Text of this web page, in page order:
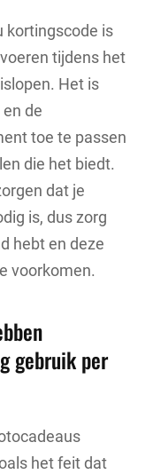
kortingscode is
tijdens het
Het is
de
toe te passen
die het biedt.
dat je
is, dus zorg
hebt en deze
voorkomen.
gebruik per
het feit dat